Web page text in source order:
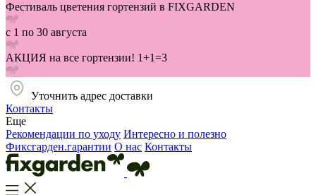
Фестиваль цветения гортензий в FIXGARDEN
с 1 по 30 августа
АКЦИЯ на все гортензии! 1+1=3
Уточнить адрес доставки
Контакты
Еще
Рекомендации по уходу Интересно и полезно
Фиксгарден.гарантии О нас Контакты